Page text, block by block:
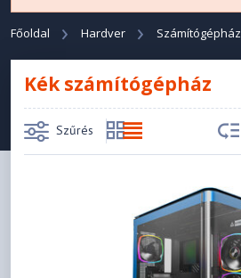
Főoldal Hardver Számítógépház
Kék számítógépház
Szűrés